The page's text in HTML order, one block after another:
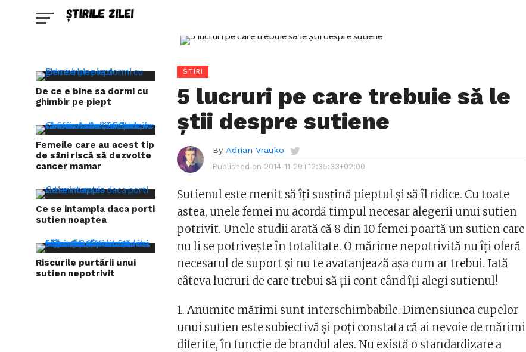
De ce e bine sa dormi cu
ghimbir pe piept
Femeile care au acest tip
de sâni riscă să dezvolte
cancer mamar
Ce se intampla daca porti
sutien noaptea
Riscurile purtării unui
sutien nepotrivit
STIRI
5 lucruri pe care trebuie să le
știi despre sutiene
By Adrian Vrauko
Published on 2014-11-29T12:35:33+02:00
Sutienul este menit să îți susțină pieptul și să îl ridice. Cu toate
astea, unele femei nu acordă timpul necesar alegerii unui sutien
potrivit. Unele studii arată că 8 din 10 femei poartă un sutien care
nu li se potrivește în totalitate. O mărime nepotrivită nu îți oferă
necesarul de suport și nu te avatanjează așa cum ar trebui. Iată
câteva lucruri de care trebui să ții cont când îți alegi sutienul!
1. Anumite mărimi sunt interschimbabile. Dimensiunea cupelor
unui sutien este subiectivă și poți constata că ai nevoie de mărimi
diferite, în funcție de brandul ales. Nu există o standardizare a